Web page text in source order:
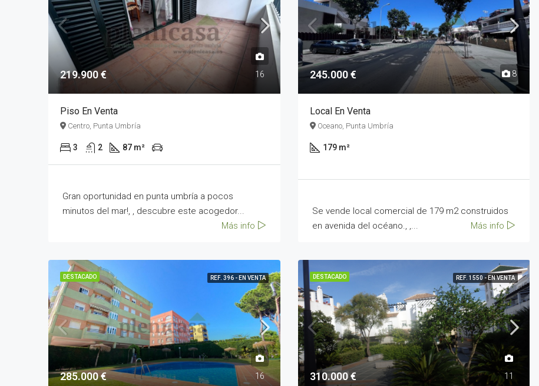
219.900 € 16
Piso En Venta
Centro, Punta Umbría
3 2 87 m²
Gran oportunidad en punta umbría a pocos
minutos del mar!, , descubre este acogedor...
Más info
245.000 € 8
Local En Venta
Oceano, Punta Umbría
179 m²
Se vende local comercial de 179 m2 construidos
en avenida del océano., ,...
Más info
DESTACADO REF. 396 - EN VENTA
285.000 € 16
DESTACADO REF. 1550 - EN VENTA
310.000 € 11